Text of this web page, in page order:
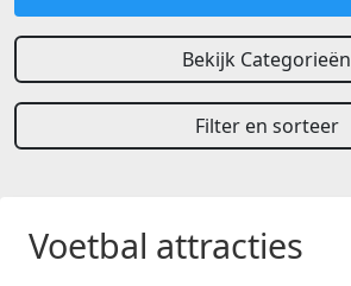
Bekijk Categorieën
Filter en sorteer
Voetbal attracties